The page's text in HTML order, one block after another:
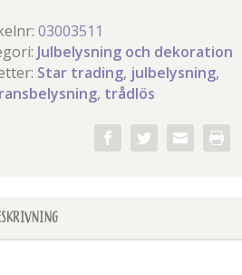
03003511
Julbelysning och dekoration
Star trading, julbelysning,
, trådlös